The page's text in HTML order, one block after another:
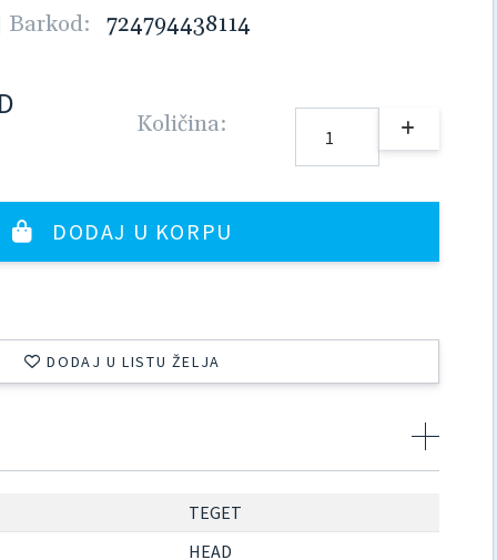
Barkod: 724794438114
Količina:
DODAJ U KORPU
DODAJ U LISTU ŽELJA
TEGET
HEAD